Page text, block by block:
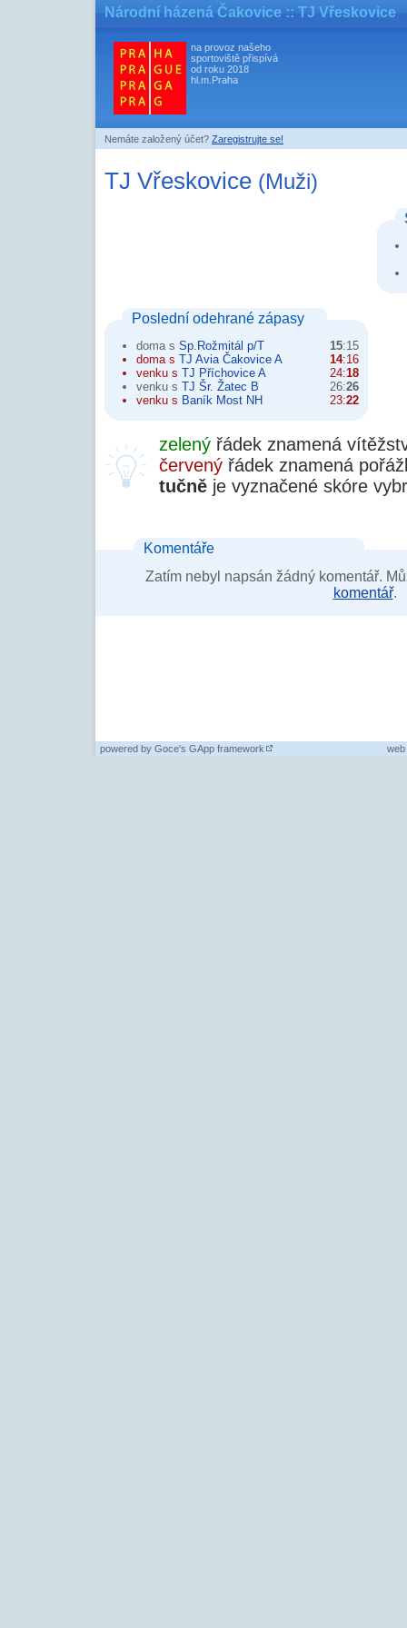
Národní házená Čakovice :: TJ Vřeskovice
na provoz našeho
sportoviště přispívá
od roku 2018
hl.m.Praha
Nemáte založený účet? Zaregistrujte se!
TJ Vřeskovice (Muži)
Poslední odehrané zápasy
15:15
doma s Sp.Rožmitál p/T
14:16
doma s TJ Avia Čakovice A
24:18
venku s TJ Příchovice A
26:26
venku s TJ Šr. Žatec B
23:22
venku s Baník Most NH
zelený řádek znamená
červený řádek znamená
tučně je vyznačené skóre
Komentáře
Zatím nebyl napsán žádný komentář.
komentář.
powered by Goce's GApp framework